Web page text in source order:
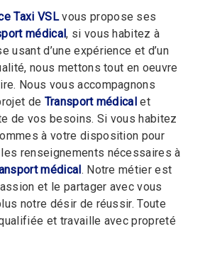
Taxi VSLvous propose ses
médical, si vous habitez à
usant d’une expérience et d’un
nous mettons tout en oeuvre
Nous vous accompagnons
de Transport médical et
de vos besoins. Si vous habitez
à votre disposition pour
renseignements nécessaires à
médical. Notre métier est
et le partager avec vous
notre désir de réussir. Toute
et travaille avec propreté